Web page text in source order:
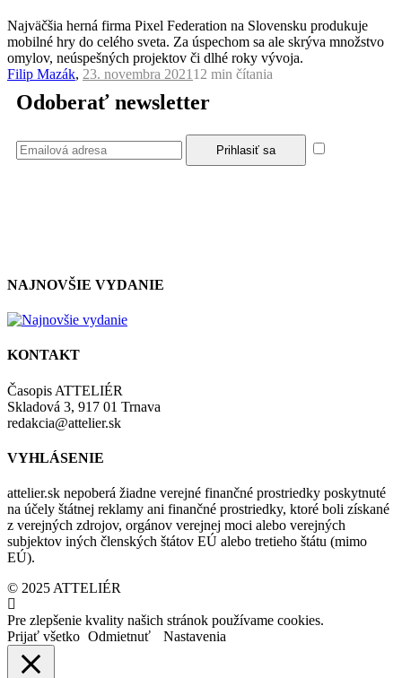
Najväčšia herná firma Pixel Federation na Slovensku produkuje
mobilné hry do celého sveta. Za úspechom sa ale skrýva množstvo
omylov, neúspešných projektov či dlhé roky vývoja.
Filip Mazák, 23. novembra 2021 12 min čítania
Odoberať newsletter
NAJNOVŠIE VYDANIE
KONTAKT
Časopis ATTELIÉR
Skladová 3, 917 01 Trnava
redakcia@attelier.sk
VYHLÁSENIE
attelier.sk nepoberá žiadne verejné finančné prostriedky poskytnuté
na účely štátnej reklamy ani finančné prostriedky, ktoré boli získané
z verejných zdrojov, orgánov verejnej moci alebo verejných
subjektov iných členských štátov EÚ alebo tretieho štátu (mimo
EÚ).
© 2025 ATTELIÉR
Pre zlepšenie kvality našich stránok používame cookies.
Prijať všetko Odmietnuť Nastavenia